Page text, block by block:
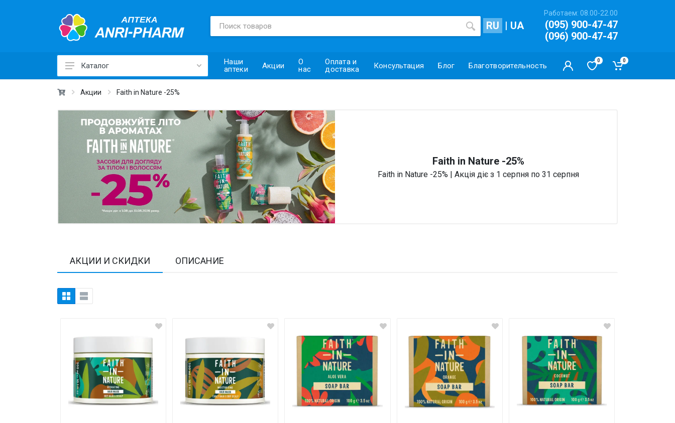
RU | UA
Работаем: 08.00-22.00
(095) 900-47-47
(096) 900-47-47
Каталог
Лекарственные средства ›
Медицинские товары и техника ›
Лечебная косметика ›
Красота и уход ›
Витамины и добавки ›
Ежедневная гигиена ›
Для детей и мам ›
Наши
аптеки
Акции
О
нас
Оплата и
доставка
Консультация Блог Благотворительность
0 0
Акции Faith in Nature -25%
Faith in Nature -25%
Faith in Nature -25% | Акція діє з 1 серпня по 31 серпня
АКЦИИ И СКИДКИ ОПИСАНИЕ